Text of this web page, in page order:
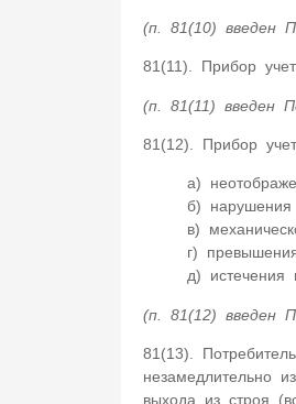
(п. 81(10) введен
81(11). Прибор
(п. 81(11) введен
81(12). Прибор
а)
б) нарушения
в)
г)
д) истечения
(п. 81(12) введен
81(13).
незамедлительно
выхода из строя